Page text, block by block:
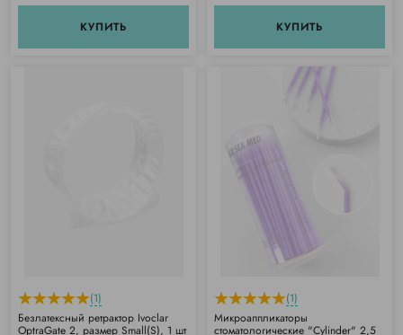
КУПИТЬ КУПИТЬ
(1)
Безлатексный ретрактор Ivoclar
OptraGate 2, размер Small(S), 1 шт
(1)
Микроаппликаторы
стоматологические "Cylinder" 2,5